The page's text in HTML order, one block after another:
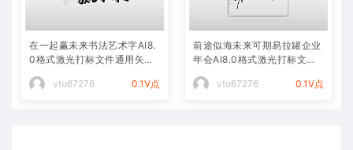
在一起赢未来书法艺术字AI8.
0格式激光打标文件通用矢量
图
vto67276
0.1V点
前途似海未来可期易拉罐企业
年会AI8.0格式激光打标文件
通用矢量图
vto67276
0.1V点